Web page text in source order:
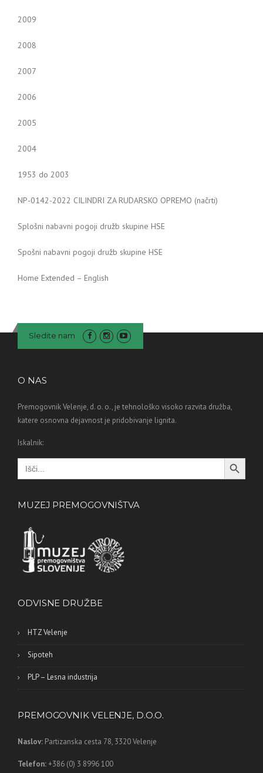
2009
2008
2007
2006
2005
2004
1953 do 2003
NP-0142-2022 CILINDRI ZA RUDARSKO OPREMO (načrti)
Splošni nabavni pogoji družb skupine HSE
Spošni nabavni pogoji družb skupine HSE
Home Extended – English
Sledite nam
O NAS
Premogovnik Velenje, d. o. o., je tehnološko visoko razvita družba,
katere osnovna dejavnost je pridobivanje lignita.
Iskalnik:
Search
for:
Search Button
MUZEJ PREMOGOVNIŠTVA
ODVISNE DRUŽBE
HTZ Velenje
Sipoteh
PLP – Lesna industrija
PREMOGOVNIK VELENJE, D.O.O.
Naslov: Partizanska cesta 78, 3320 Velenje
Telefon:+386 (0) 3 8996 100